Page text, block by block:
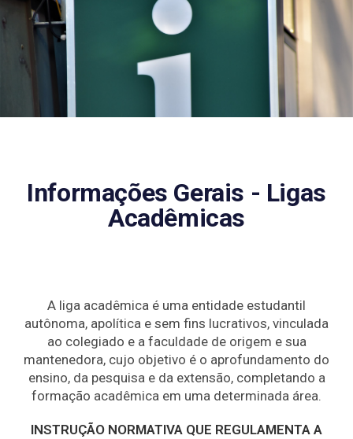
Informações Gerais - Ligas
Acadêmicas
A liga acadêmica é uma entidade estudantil
autônoma, apolítica e sem fins lucrativos, vinculada
ao colegiado e a faculdade de origem e sua
mantenedora, cujo objetivo é o aprofundamento do
ensino, da pesquisa e da extensão, completando a
formação acadêmica em uma determinada área.
INSTRUÇÃO NORMATIVA QUE REGULAMENTA A